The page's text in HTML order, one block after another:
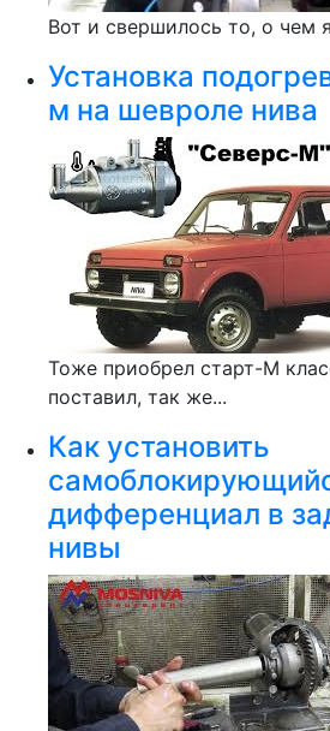
Вот и свершилось то, о чем
Установка
м на шевроле нива
Тоже приобрел старт-М
поставил, так же...
Как установить
дифференциал в
нивы